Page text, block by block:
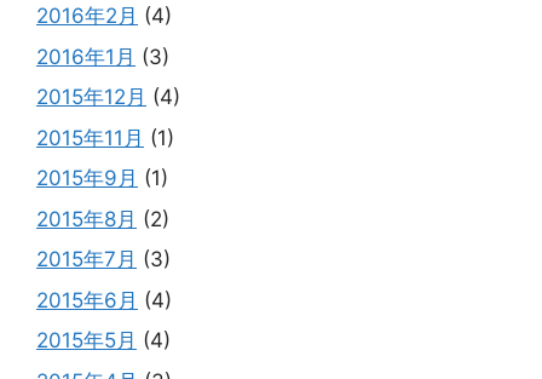
2016年2月 (4)
2016年1月 (3)
2015年12月 (4)
2015年11月 (1)
2015年9月 (1)
2015年8月 (2)
2015年7月 (3)
2015年6月 (4)
2015年5月 (4)